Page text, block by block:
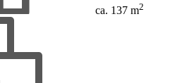
ca. 137 m2